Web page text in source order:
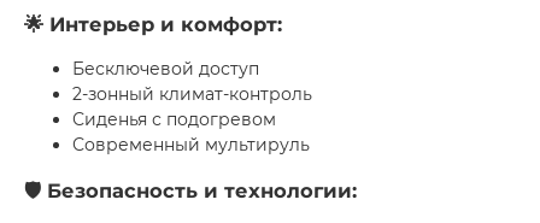
🌟 Интерьер и комфорт:
Бесключевой доступ
2-зонный климат-контроль
Сиденья с подогревом
Современный мультируль
🛡 Безопасность и технологии: